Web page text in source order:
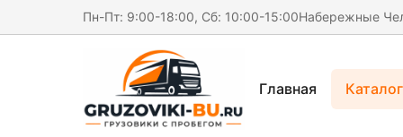
Пн-Пт: 9:00-18:00, Сб: 10:00-15:00Набережные
Главная Каталог